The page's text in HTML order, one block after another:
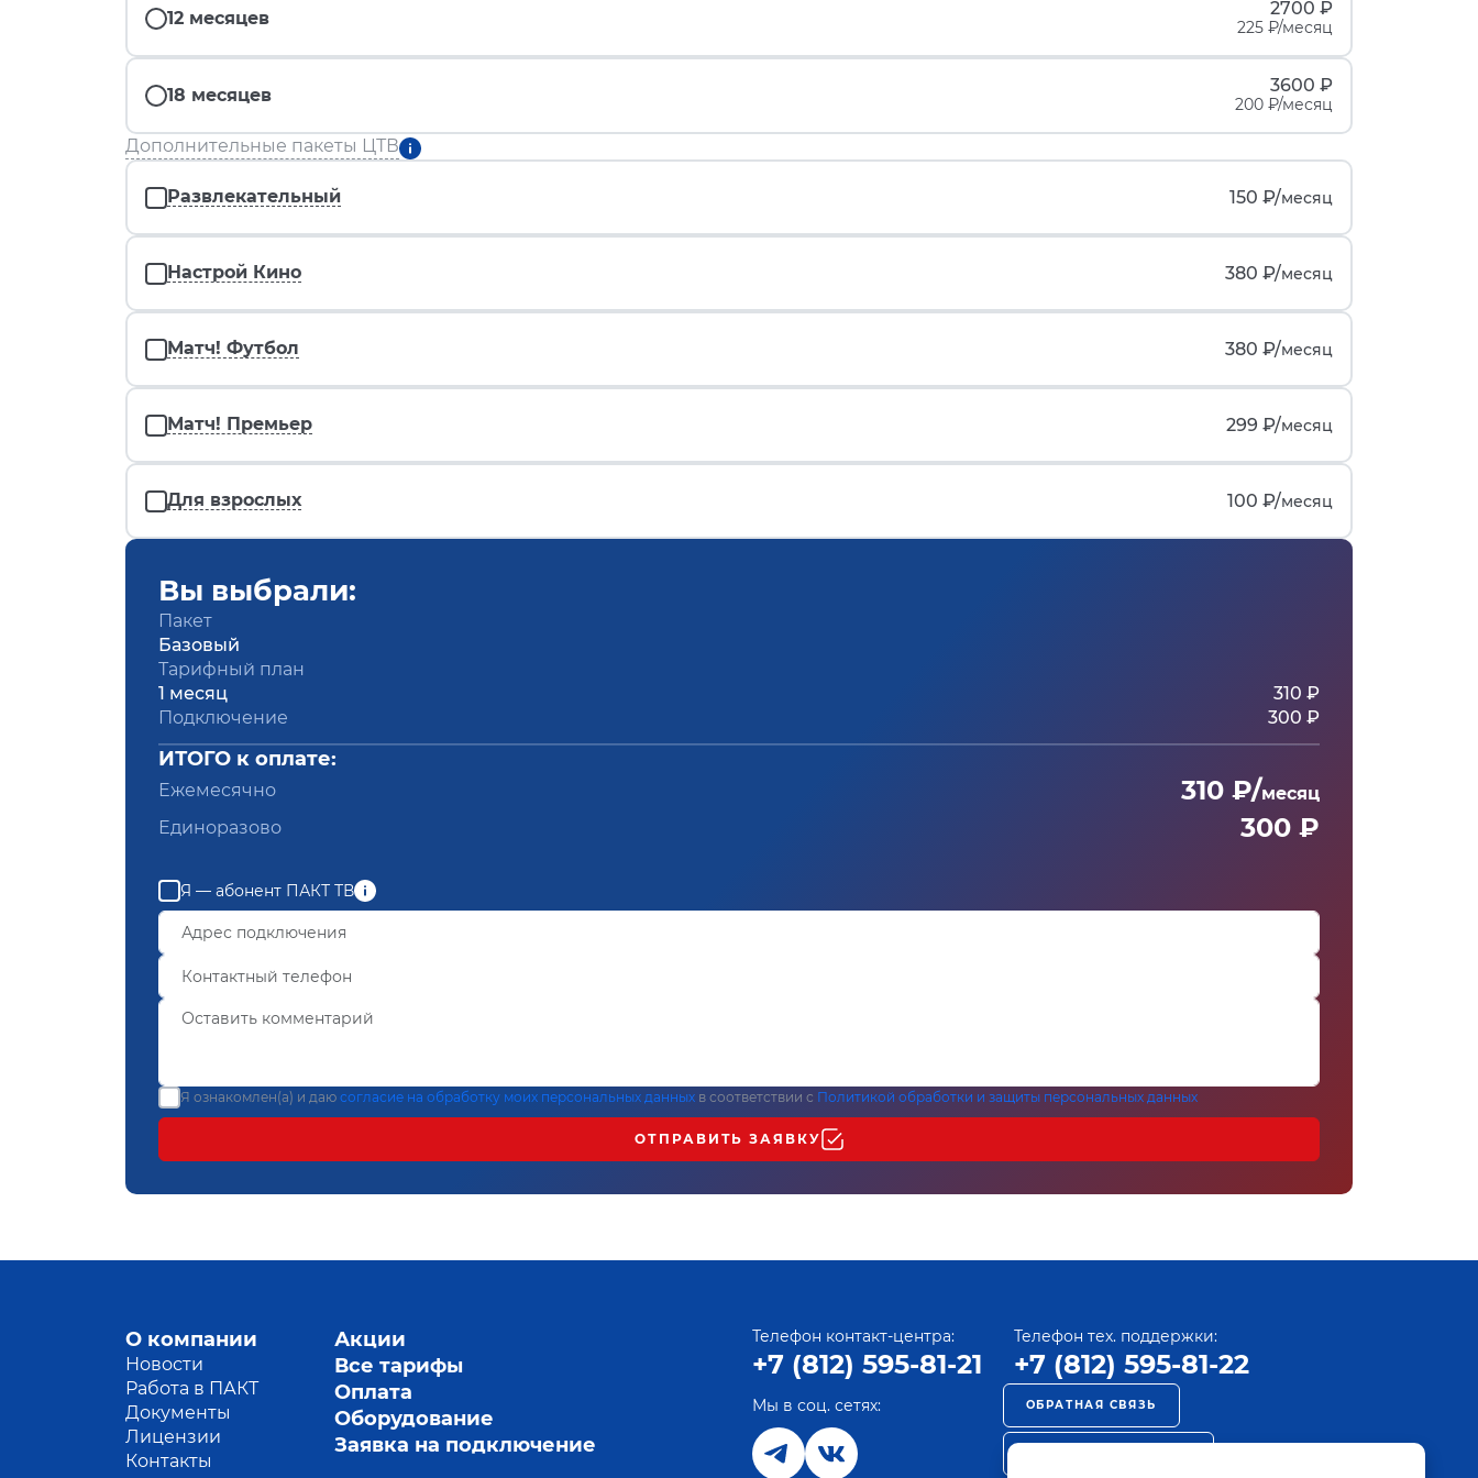
12 месяцев 2700 ₽
225 ₽/месяц
18 месяцев 3600 ₽
200 ₽/месяц
Дополнительные пакеты ЦТВ
Развлекательный 150 ₽/месяц
Настрой Кино 380 ₽/месяц
Матч! Футбол 380 ₽/месяц
Матч! Премьер 299 ₽/месяц
Для взрослых 100 ₽/месяц
Вы выбрали:
Пакет
Базовый
Тарифный план
1 месяц
310 ₽
Подключение
300 ₽
ИТОГО к оплате:
Ежемесячно 310 ₽/месяц
Единоразово
300 ₽
Я — абонент ПАКТ ТВ
Я ознакомлен(а) и даю согласие на обработку моих персональных данных в соответствии с Политикой обработки и защиты персональных данных
ОТПРАВИТЬ ЗАЯВКУ
О компании
Новости
Работа в ПАКТ
Документы
Лицензии
Контакты
Акции
Все тарифы
Оплата
Оборудование
Заявка на подключение
Телефон контакт-центра:
+7 (812) 595-81-21
Телефон тех. поддержки:
+7 (812) 595-81-22
Мы в соц. сетях: ОБРАТНАЯ СВЯЗЬ